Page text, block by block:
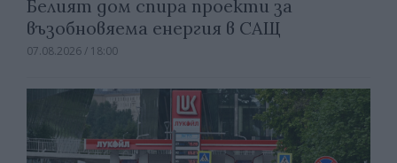
Белият дом спира проекти за
възобновяема енергия в САЩ
07.08.2026 / 18:00